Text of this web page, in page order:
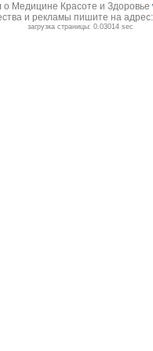
Медицине Красоте и Здоровье
и рекламы пишите на
загрузка страницы: 0.03014 sec